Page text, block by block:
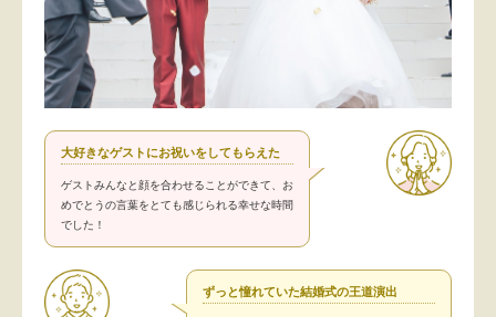
大好きなゲストにお祝いをしてもらえた
ゲストみんなと顔を合わせることができて、お
めでとうの言葉をとても感じられる幸せな時間
でした！
ずっと憧れていた結婚式の王道演出